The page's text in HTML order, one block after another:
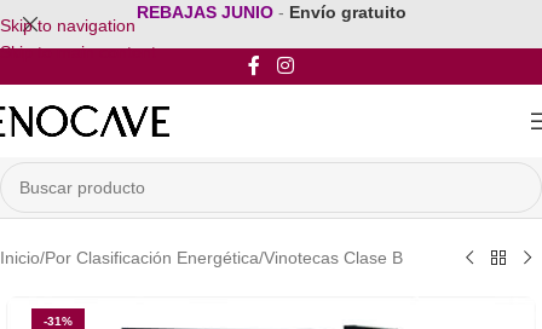
Skip to navigation
Skip to main content
REBAJAS JUNIO - Envío gratuito
Inicio/Por Clasificación Energética/Vinotecas Clase B
-31%